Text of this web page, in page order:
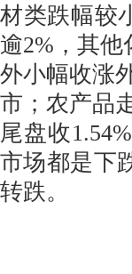
材类跌幅较
逾2%，其
外小幅收涨
市；农产品
尾盘收
市场都是下
转跌。